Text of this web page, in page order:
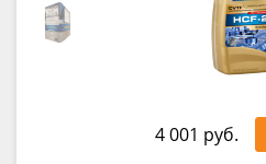
4 001 руб.